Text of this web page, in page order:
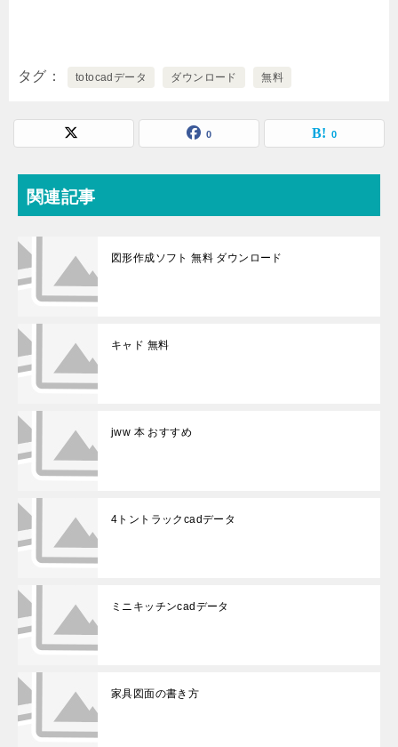
タグ totocadデータ ダウンロード 無料
0 0
関連記事
図形作成ソフト 無料 ダウンロード
キャド 無料
jww 本 おすすめ
4トントラックcadデータ
ミニキッチンcadデータ
家具図面の書き方